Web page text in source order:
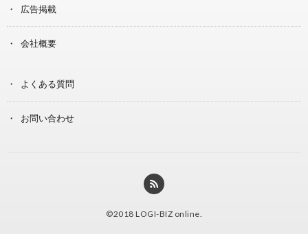
広告掲載
会社概要
よくある質問
お問い合わせ
©2018 LOGI-BIZ online.